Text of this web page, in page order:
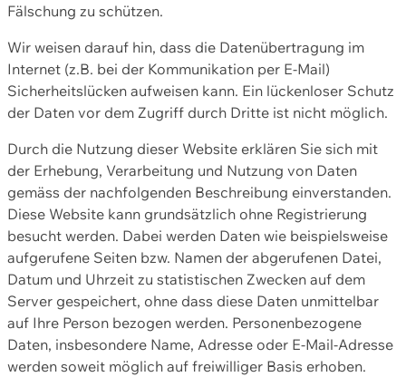
Fälschung zu schützen.
Wir weisen darauf hin, dass die Datenübertragung im
Internet (z.B. bei der Kommunikation per E-Mail)
Sicherheitslücken aufweisen kann. Ein lückenloser Schutz
der Daten vor dem Zugriff durch Dritte ist nicht möglich.
Durch die Nutzung dieser Website erklären Sie sich mit
der Erhebung, Verarbeitung und Nutzung von Daten
gemäss der nachfolgenden Beschreibung einverstanden.
Diese Website kann grundsätzlich ohne Registrierung
besucht werden. Dabei werden Daten wie beispielsweise
aufgerufene Seiten bzw. Namen der abgerufenen Datei,
Datum und Uhrzeit zu statistischen Zwecken auf dem
Server gespeichert, ohne dass diese Daten unmittelbar
auf Ihre Person bezogen werden. Personenbezogene
Daten, insbesondere Name, Adresse oder E-Mail-Adresse
werden soweit möglich auf freiwilliger Basis erhoben.